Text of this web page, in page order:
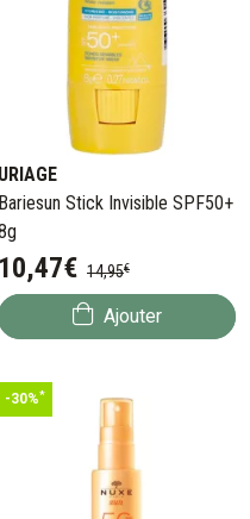
URIAGE
Bariesun Stick Invisible SPF50+
10,47€ 14,95€
Ajouter
-30%*